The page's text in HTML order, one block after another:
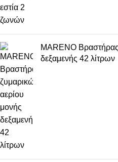
MARENO
δεξαμενής 42 λίτρων